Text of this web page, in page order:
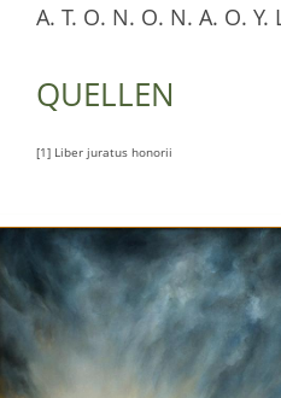
A. T. O. N. O. N. A. O. Y.
QUELLEN
[1] Liber juratus honorii